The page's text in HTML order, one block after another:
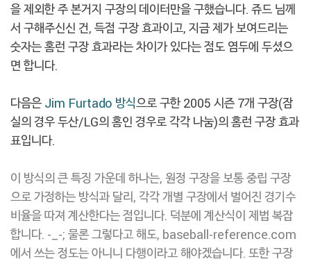
을 제외한 주 본거지 구장의 데이터만을 구했습니다. 쥬드 님께
서 구해주신신 건, 득점 구장 효과이고, 지금 제가 보여드리는
숫자는 홈런 구장 효과라는 차이가 있다는 점도 염두에 두셨으
면 합니다.
다음은 Jim Furtado 방식으로 구한 2005 시즌 7개 구장(잠
실의 경우 두산/LG의 홈인 경우로 각각 나눔)의 홈런 구장 효과
표입니다.
이 방식의 큰 특징 가운데 하나는, 원정 구장을 보통 중립 구장
으로 가정하는 방식과 달리, 각각 개별 구장에서 벌어진 경기수
비율을 따져 계산한다는 점입니다. 덕분에 계산식이 제법 복잡
합니다. -_-; 물론 그렇다고 해도, baseball-reference.com
에서 쓰는 정도는 아니니 다행이라고 해야겠습니다. 또한 구장